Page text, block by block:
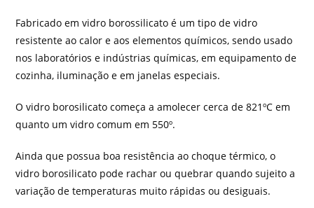
Fabricado em vidro borossilicato é um tipo de vidro
resistente ao calor e aos elementos químicos, sendo usado
nos laboratórios e indústrias químicas, em equipamento de
cozinha, iluminação e em janelas especiais.
O vidro borosilicato começa a amolecer cerca de 821ºC em
quanto um vidro comum em 550º.
Ainda que possua boa resistência ao choque térmico, o
vidro borosilicato pode rachar ou quebrar quando sujeito a
variação de temperaturas muito rápidas ou desiguais.